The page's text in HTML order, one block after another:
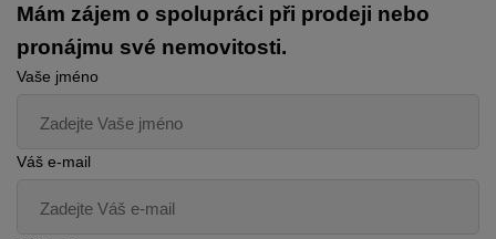
Mám zájem o spolupráci při prodeji nebo
pronájmu své nemovitosti.
Vaše jméno
Váš e-mail